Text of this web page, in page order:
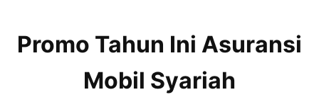
Promo Tahun Ini Asuransi
Mobil Syariah